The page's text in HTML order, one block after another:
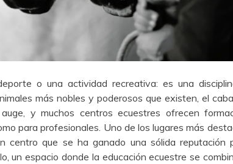
o una actividad recreativa: es una
más nobles y poderosos que existen, el
y muchos centros ecuestres ofrecen
para profesionales. Uno de los lugares más
centro que se ha ganado una sólida reputación
un espacio donde la educación ecuestre se